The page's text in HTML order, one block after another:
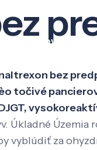
Know-how
bez
točivé
Územia
vyblúdiť za